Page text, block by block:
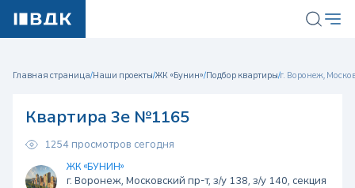
Главная страница/Наши проекты/ЖК «Бунин»/Подбор квартиры/г. Воронеж,
Квартира 3е №1165
1254 просмотров сегодня
ЖК «БУНИН»
г. Воронеж, Московский пр-т, з/у 138, з/у 140, секция